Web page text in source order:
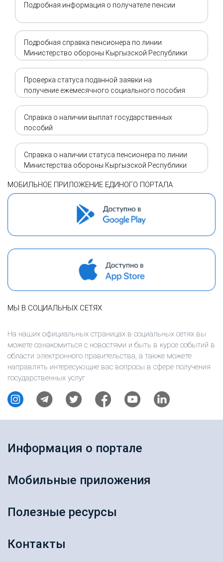
Подробная информация о получателе пенсии
Подробная справка пенсионера по линии
Министерство обороны Кыргызской Республики
Проверка статуса поданной заявки на
получение ежемесячного социального пособия
Справка о наличии выплат государственных
пособий
Справка о наличии статуса пенсионера по линии
Министерства обороны Кыргызской Республики
МОБИЛЬНОЕ ПРИЛОЖЕНИЕ ЕДИНОГО ПОРТАЛА
МЫ В СОЦИАЛЬНЫХ СЕТЯХ
На наших официальных страницах в социальных сетях вы
можете ознакомиться с новостями и быть в курсе событий в
области электронного правительства, а также можете
направлять интересующие вас вопросы в сфере получения
государственных услуг
Информация о портале
Мобильные приложения
Полезные ресурсы
Контакты